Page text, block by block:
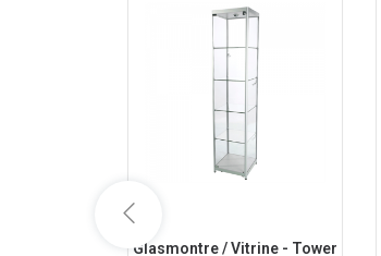
Glasmontre / Vitrine - Tower